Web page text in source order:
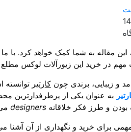
مقاله به شما کمک خواهد کرد. با ما
مهم در خرید این زیورآلات لوکس
و زیبایی، برندی چون کارتیر توانسته
به عنوان یکی از پرطرفدارترین
بودن و طرز فکر خلاقانه designers
برای خرید و نگهداری از آن آشنا